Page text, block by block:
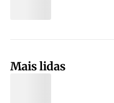
Mais lidas